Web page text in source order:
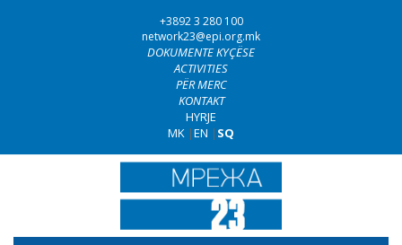
+3892 3 280 100
network23@epi.org.mk
DOKUMENTE KYÇËSE
ACTIVITIES
PËR MERC
KONTAKT
HYRJE
MK |EN | SQ